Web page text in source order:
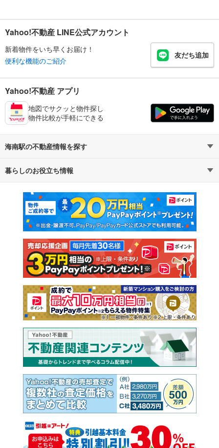
Yahoo!不動産 LINE公式アカウント
新着物件をいち早くお届け！
便利な機能のご紹介
友だち追加
Yahoo!不動産 アプリ
地図でサクッと物件探し
物件比較が手軽にできる
海南駅の不動産情報を探す
不動産・住宅
新築マンション 中古マンション
新築一戸建て 中古一戸建て
注文住宅 土地
売却査定
暮らしのお役立ち情報
マンションカタログ 教えて！住まいの先生